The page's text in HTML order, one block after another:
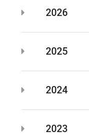
2026
2025
2024
2023